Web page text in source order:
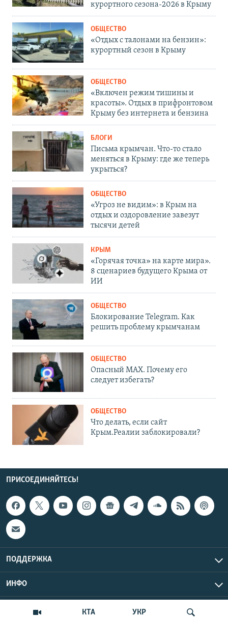
КТА УКР
курортного сезона-2026 в Крыму
ОБЩЕСТВО
«Отдых с талонами на бензин»:
курортный сезон в Крыму
ОБЩЕСТВО
«Включен режим тишины и
красоты». Отдых в прифронтовом
Крыму без интернета и бензина
БЛОГИ
Письма крымчан. Что-то стало
меняться в Крыму: где же теперь
укрыться?
ОБЩЕСТВО
«Угроз не видим»: в Крым на
отдых и оздоровление завезут
тысячи детей
КРЫМ
«Горячая точка» на карте мира».
8 сценариев будущего Крыма от
ИИ
ОБЩЕСТВО
Блокирование Telegram. Как
решить проблему крымчанам
ОБЩЕСТВО
Опасный MAX. Почему его
следует избегать?
ОБЩЕСТВО
Что делать, если сайт
Крым.Реалии заблокировали?
ПРИСОЕДИНЯЙТЕСЬ!
ПОДДЕРЖКА
ИНФО
Copyright Крым.Реалии, 2026 | Все права защищены.
UTC+3